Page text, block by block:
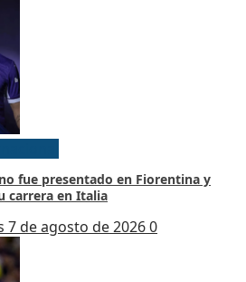
fue presentado en Fiorentina y
carrera en Italia
7 de agosto de 20260